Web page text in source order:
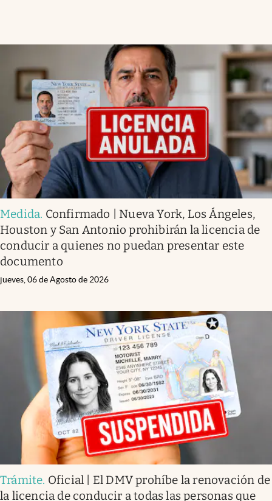
Medida. Confirmado | Nueva York, Los Ángeles,
Houston y San Antonio prohibirán la licencia de
conducir a quienes no puedan presentar este
documento
jueves, 06 de Agosto de 2026
Trámite. Oficial | El DMV prohíbe la renovación de
la licencia de conducir a todas las personas que